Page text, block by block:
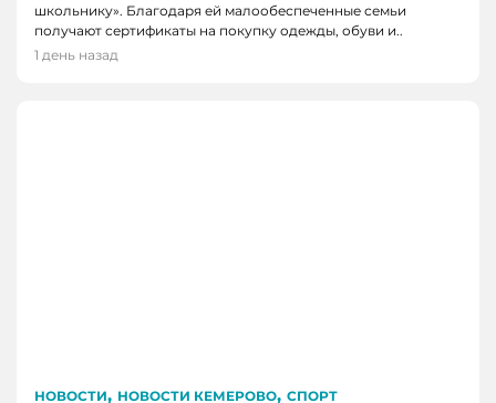
школьнику». Благодаря ей малообеспеченные семьи
получают сертификаты на покупку одежды, обуви и..
1 день назад
НОВОСТИ, НОВОСТИ КЕМЕРОВО, СПОРТ